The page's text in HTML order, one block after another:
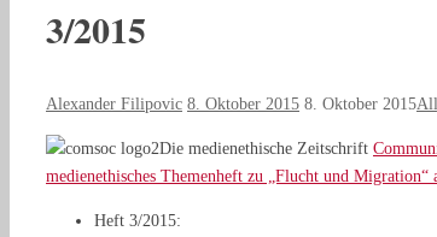
3/2015
Alexander Filipovic 8. Oktober 2015 8. Oktober 2015
Die medienethische Zeitschrift
medienethisches Themenheft zu „Flucht und Migration“
Heft 3/2015: